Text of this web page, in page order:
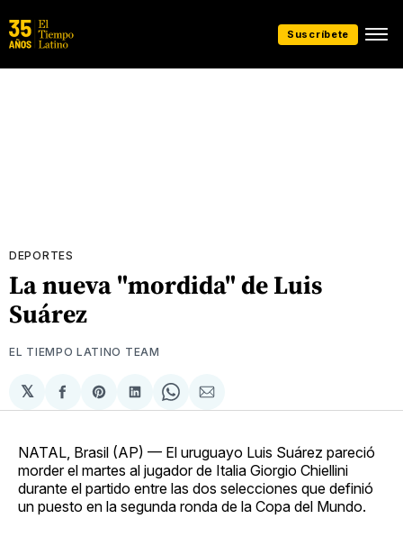
Suscríbete
DEPORTES
La nueva "mordida" de Luis
Suárez
EL TIEMPO LATINO TEAM
𝕏
Compartir
en
Share
on
Compartir
en
Share
on
Compartir
via
NATAL, Brasil (AP) — El uruguayo Luis Suárez pareció
morder el martes al jugador de Italia Giorgio Chiellini
durante el partido entre las dos selecciones que definió
un puesto en la segunda ronda de la Copa del Mundo.